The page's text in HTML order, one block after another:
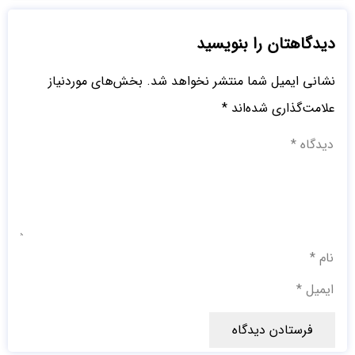
دیدگاهتان را بنویسید
نشانی ایمیل شما منتشر نخواهد شد. بخش‌های موردنیاز
علامت‌گذاری شده‌اند *
فرستادن دیدگاه